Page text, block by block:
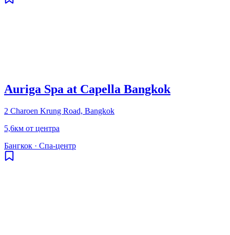
Auriga Spa at Capella Bangkok
2 Charoen Krung Road, Bangkok
5,6км от центра
Бангкок · Спа-центр